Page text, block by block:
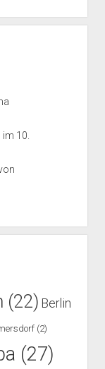
10.
(22) Berlin
(2)
(27)